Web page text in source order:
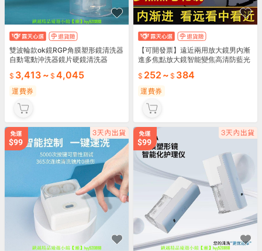
雙波輪款ok鏡RGP角膜塑形鏡清洗器
自動電動沖洗器鏡片硬鏡清洗器
3,413 ~ 4,045
運費券
【可開發票】遠近兩用放大鏡男內漸
進多焦點放大鏡智能變焦高清防藍光
252 ~ 384
運費券